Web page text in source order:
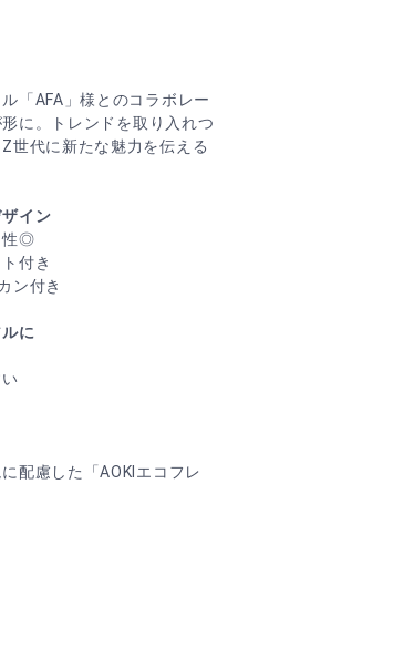
「AFA」様とのコラボレー
に。トレンドを取り入れつ
世代に新たな魅力を伝える
イン
性◎
付き
ン付き
に
配慮した「AOKIエコフレ